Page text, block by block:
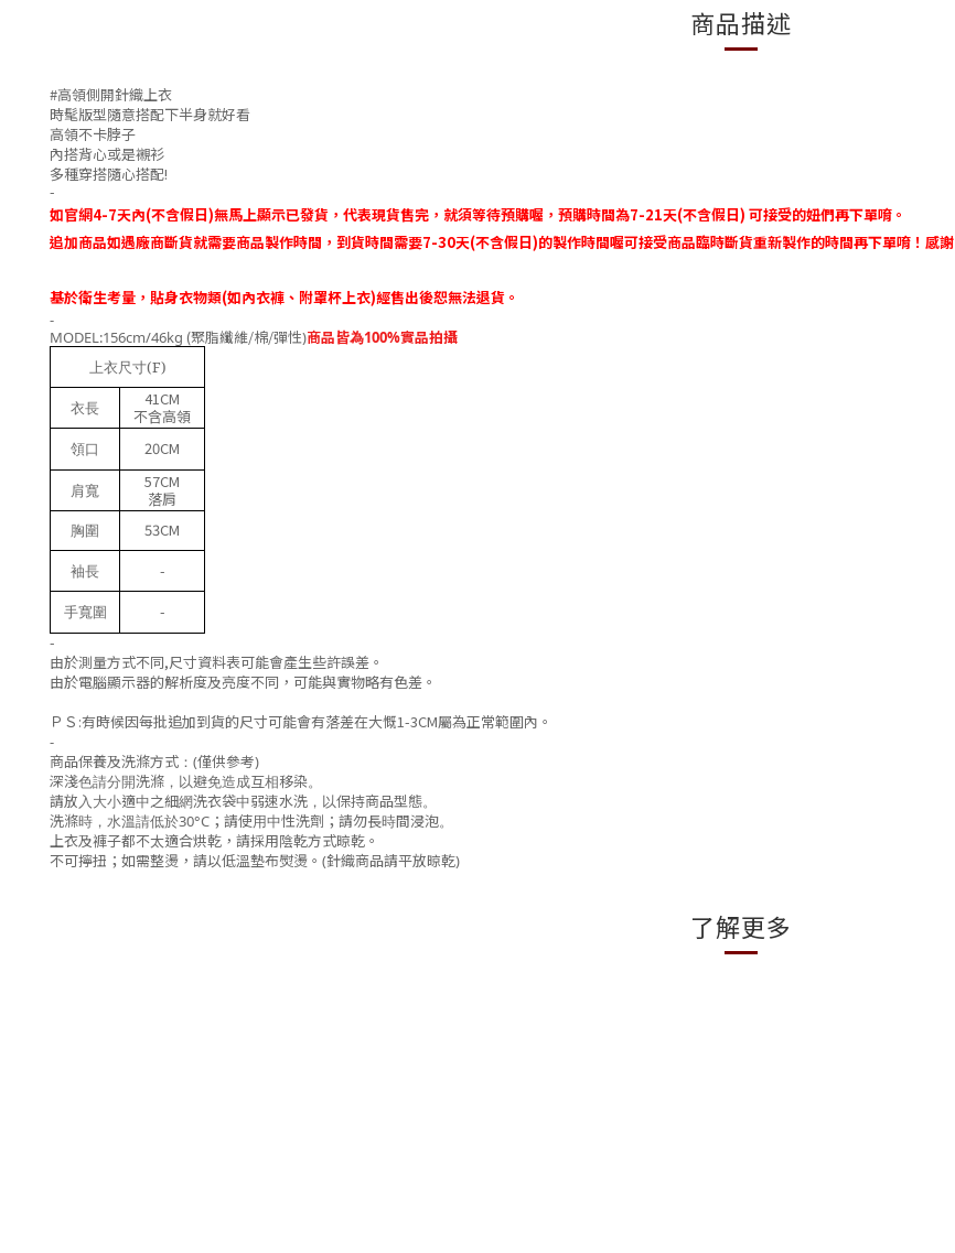
商品描述
#高領側開針織上衣
時髦版型隨意搭配下半身就好看
高領不卡脖子
內搭背心或是襯衫
多種穿搭隨心搭配!
-
如官網4-7天內(不含假日)無馬上顯示已發貨，代表現貨售完，就須等待預購喔，預購時間為7-21天(不含假日) 可接受的妞們再下單唷。
追加商品如遇廠商斷貨就需要商品製作時間 ， 到貨時間需要7-30天(不含假日)的製作時間喔可接受商品臨時斷貨重新製作的時間再下單唷！感謝
基於衛生考量，貼身衣物類(如內衣褲、附罩杯上衣)經售出後恕無法退貨。
-
MODEL:156cm/46kg (聚脂纖維/棉/彈性)商品皆為100%實品拍攝
上衣尺寸(F)
衣長
41CM
不含高領
領口 20CM
肩寬
57CM
落肩
胸圍 53CM
袖長 -
手寬圍
-
-
由於測量方式不同,尺寸資料表可能會產生些許誤差。
由於電腦顯示器的解析度及亮度不同，可能與實物略有色差。
ＰＳ :有時候因每批追加到貨的尺寸可能會有落差在大慨1-3CM屬為正常範圍內 。
-
商品保養及洗滌方式：(僅供參考)
深淺色請分開洗滌，以避免造成互相移染。
請放入大小適中之細網洗衣袋中弱速水洗，以保持商品型態。
洗滌時，水溫請低於30°C；請使用中性洗劑；請勿長時間浸泡。
上衣及褲子都不太適合烘乾， 請採用陰乾方式晾乾。
不可擰扭；如需整燙，請以低溫墊布熨燙。(針織商品請平放晾乾)
了解更多